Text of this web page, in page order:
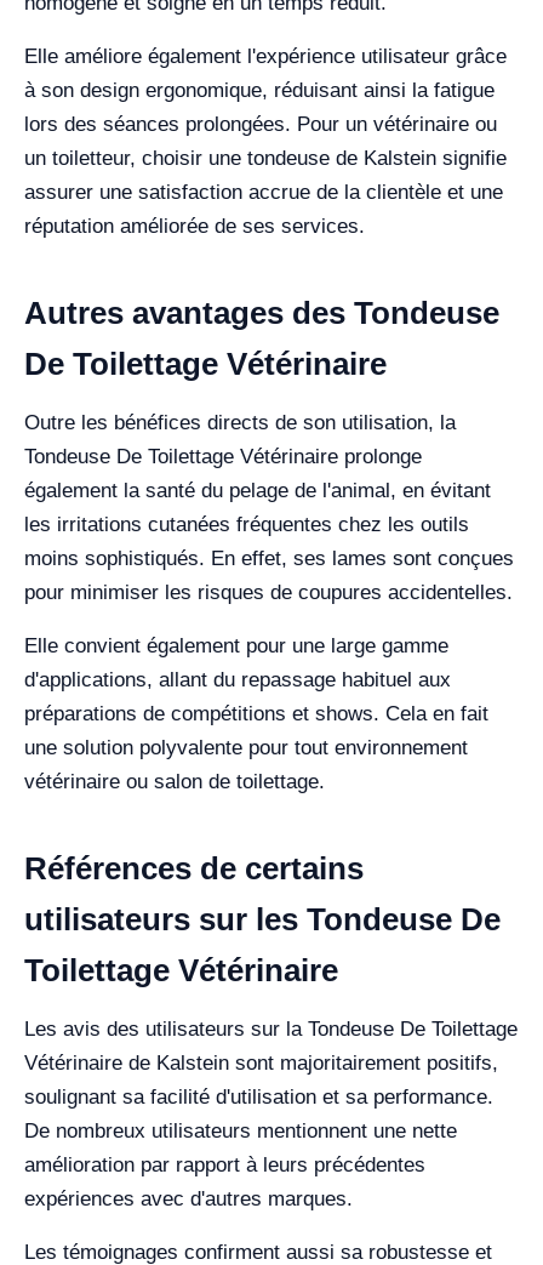
Elle améliore également l'expérience utilisateur grâce
à son design ergonomique, réduisant ainsi la fatigue
lors des séances prolongées. Pour un vétérinaire ou
un toiletteur, choisir une tondeuse de Kalstein signifie
assurer une satisfaction accrue de la clientèle et une
réputation améliorée de ses services.
Autres avantages des Tondeuse
De Toilettage Vétérinaire
Outre les bénéfices directs de son utilisation, la
Tondeuse De Toilettage Vétérinaire prolonge
également la santé du pelage de l'animal, en évitant
les irritations cutanées fréquentes chez les outils
moins sophistiqués. En effet, ses lames sont conçues
pour minimiser les risques de coupures accidentelles.
Elle convient également pour une large gamme
d'applications, allant du repassage habituel aux
préparations de compétitions et shows. Cela en fait
une solution polyvalente pour tout environnement
vétérinaire ou salon de toilettage.
Références de certains
utilisateurs sur les Tondeuse De
Toilettage Vétérinaire
Les avis des utilisateurs sur la Tondeuse De Toilettage
Vétérinaire de Kalstein sont majoritairement positifs,
soulignant sa facilité d'utilisation et sa performance.
De nombreux utilisateurs mentionnent une nette
amélioration par rapport à leurs précédentes
expériences avec d'autres marques.
Les témoignages confirment aussi sa robustesse et